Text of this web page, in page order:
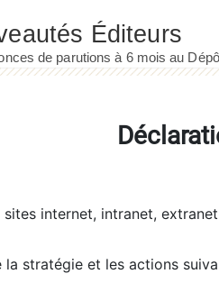
sites internet, intranet,
stratégie et les actions